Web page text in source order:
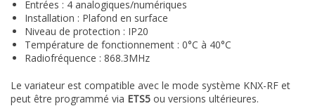
Entrées : 4 analogiques/numériques
Installation : Plafond en surface
Niveau de protection : IP20
Température de fonctionnement : 0°C à 40°C
Radiofréquence : 868.3MHz
Le variateur est compatible avec le mode système KNX-RF et
peut être programmé via ETS5 ou versions ultérieures.